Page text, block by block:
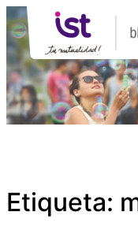
Saltar
al
contenido
Etiqueta: